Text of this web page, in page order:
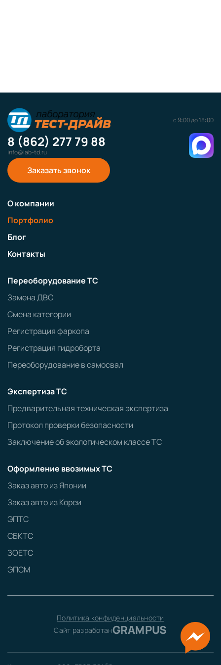
с 9:00 до 18:00
8 (862) 277 79 88
info@lab-td.ru
Заказать звонок
О компании
Портфолио
Блог
Контакты
Переоборудование ТС
Замена ДВС
Смена категории
Регистрация фаркопа
Регистрация гидроборта
Переоборудование в самосвал
Экспертиза ТС
Предварительная техническая экспертиза
Протокол проверки безопасности
Заключение об экологическом классе ТС
Оформление ввозимых ТС
Заказ авто из Японии
Заказ авто из Кореи
ЭПТС
СБКТС
ЗОЕТС
ЭПСМ
Политика конфиденциальности
Сайт разработанGRAMPUS